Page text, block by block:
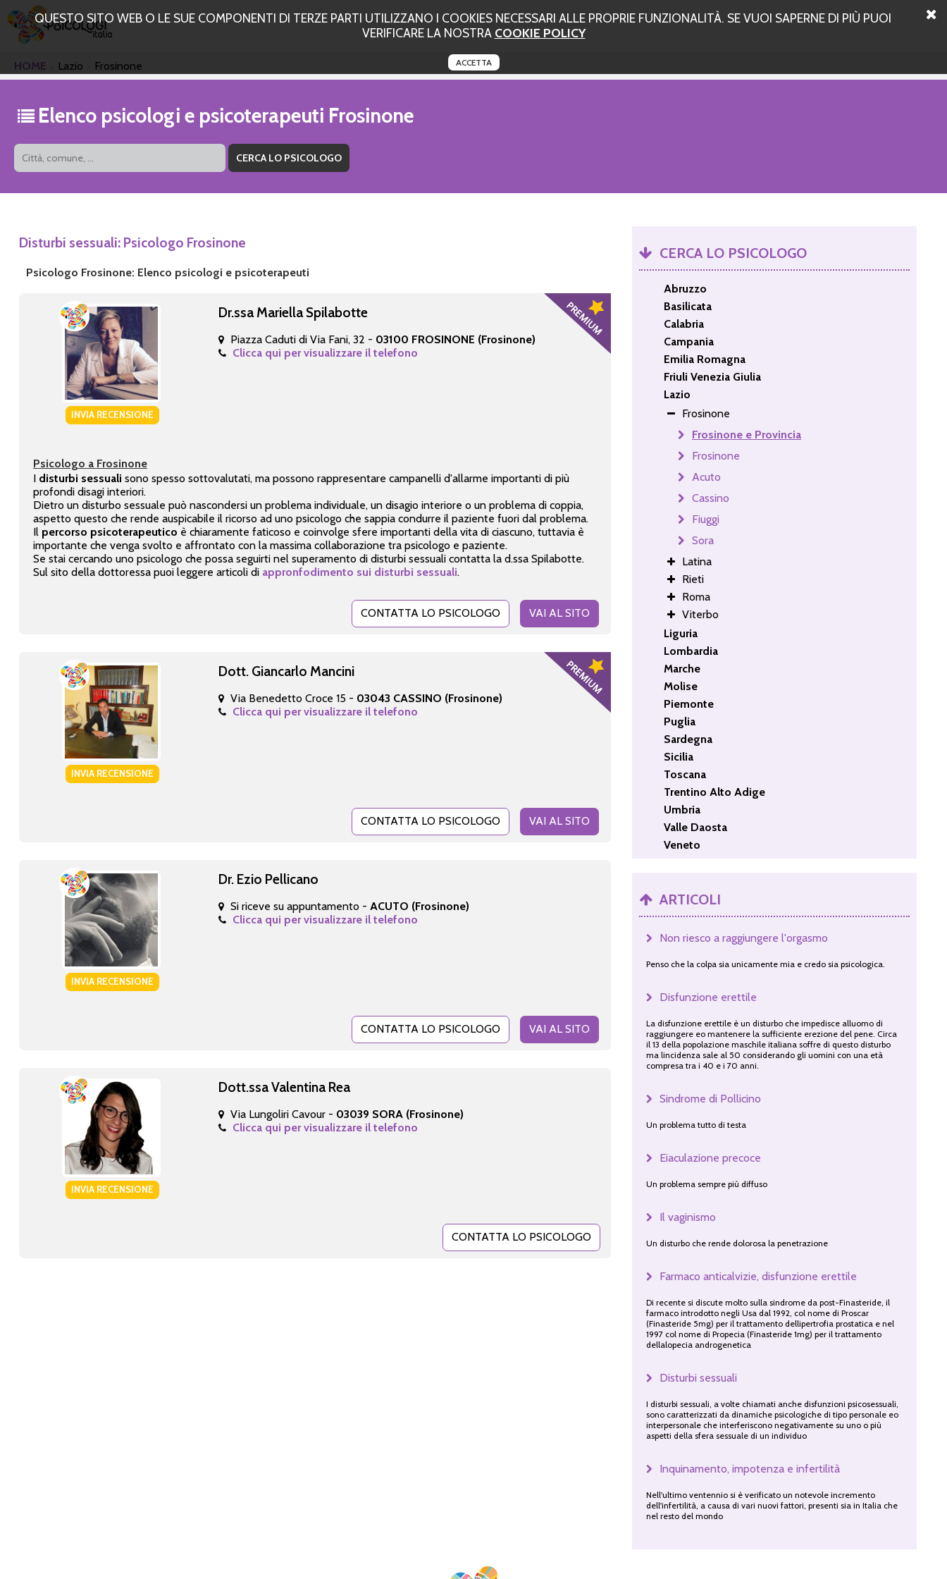
QUESTO SITO WEB O LE SUE COMPONENTI DI TERZE PARTI UTILIZZANO I COOKIES NECESSARI ALLE PROPRIE FUNZIONALITÀ. SE VUOI SAPERNE DI PIÙ PUOI
VERIFICARE LA NOSTRA COOKIE POLICY
ACCETTA
HOME Lazio Frosinone
Elenco psicologi e psicoterapeuti Frosinone
Disturbi sessuali: Psicologo Frosinone
Psicologo Frosinone: Elenco psicologi e psicoterapeuti
INVIA RECENSIONE
Dr.ssa Mariella Spilabotte
Piazza Caduti di Via Fani, 32 - 03100 FROSINONE (Frosinone)
Clicca qui per visualizzare il telefono
Psicologo a Frosinone
I disturbi sessuali sono spesso sottovalutati, ma possono rappresentare campanelli d'allarme importanti di più
profondi disagi interiori.
Dietro un disturbo sessuale può nascondersi un problema individuale, un disagio interiore o un problema di coppia,
aspetto questo che rende auspicabile il ricorso ad uno psicologo che sappia condurre il paziente fuori dal problema.
Il percorso psicoterapeutico è chiaramente faticoso e coinvolge sfere importanti della vita di ciascuno, tuttavia è
importante che venga svolto e affrontato con la massima collaborazione tra psicologo e paziente.
Se stai cercando uno psicologo che possa seguirti nel superamento di disturbi sessuali contatta la d.ssa Spilabotte.
Sul sito della dottoressa puoi leggere articoli di appronfodimento sui disturbi sessuali.
CONTATTA LO PSICOLOGO VAI AL SITO
INVIA RECENSIONE
Dott. Giancarlo Mancini
Via Benedetto Croce 15 - 03043 CASSINO (Frosinone)
Clicca qui per visualizzare il telefono
CONTATTA LO PSICOLOGO VAI AL SITO
INVIA RECENSIONE
Dr. Ezio Pellicano
Si riceve su appuntamento -ACUTO (Frosinone)
Clicca qui per visualizzare il telefono
CONTATTA LO PSICOLOGO VAI AL SITO
INVIA RECENSIONE
Dott.ssa Valentina Rea
Via Lungoliri Cavour - 03039 SORA (Frosinone)
Clicca qui per visualizzare il telefono
CONTATTA LO PSICOLOGO
CERCA LO PSICOLOGO
Abruzzo
Basilicata
Calabria
Campania
Emilia Romagna
Friuli Venezia Giulia
Lazio
Frosinone
Frosinone e Provincia
Frosinone
Acuto
Cassino
Fiuggi
Sora
Latina
Rieti
Roma
Viterbo
Liguria
Lombardia
Marche
Molise
Piemonte
Puglia
Sardegna
Sicilia
Toscana
Trentino Alto Adige
Umbria
Valle Daosta
Veneto
ARTICOLI
Non riesco a raggiungere l'orgasmo
Penso che la colpa sia unicamente mia e credo sia psicologica.
Disfunzione erettile
La disfunzione erettile è un disturbo che impedisce alluomo di
raggiungere eo mantenere la sufficiente erezione del pene. Circa
il 13 della popolazione maschile italiana soffre di questo disturbo
ma lincidenza sale al 50 considerando gli uomini con una età
compresa tra i 40 e i 70 anni.
Sindrome di Pollicino
Un problema tutto di testa
Eiaculazione precoce
Un problema sempre più diffuso
Il vaginismo
Un disturbo che rende dolorosa la penetrazione
Farmaco anticalvizie, disfunzione erettile
Di recente si discute molto sulla sindrome da post-Finasteride, il
farmaco introdotto negli Usa dal 1992, col nome di Proscar
(Finasteride 5mg) per il trattamento dellipertrofia prostatica e nel
1997 col nome di Propecia (Finasteride 1mg) per il trattamento
dellalopecia androgenetica
Disturbi sessuali
I disturbi sessuali, a volte chiamati anche disfunzioni psicosessuali,
sono caratterizzati da dinamiche psicologiche di tipo personale eo
interpersonale che interferiscono negativamente su uno o più
aspetti della sfera sessuale di un individuo
Inquinamento, impotenza e infertilità
Nell'ultimo ventennio si è verificato un notevole incremento
dell'infertilità, a causa di vari nuovi fattori, presenti sia in Italia che
nel resto del mondo